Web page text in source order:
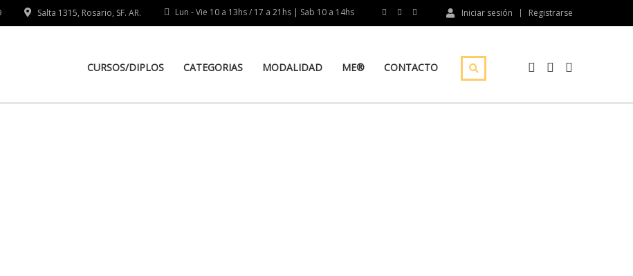
Iniciar sesión Registrarse
Lun - Vie 10 a 13hs / 17 a 21hs | Sab 10 a 14hs
Salta 1315, Rosario, SF. AR.
CURSOS/DIPLOS CATEGORIAS MODALIDAD ME® CONTACTO